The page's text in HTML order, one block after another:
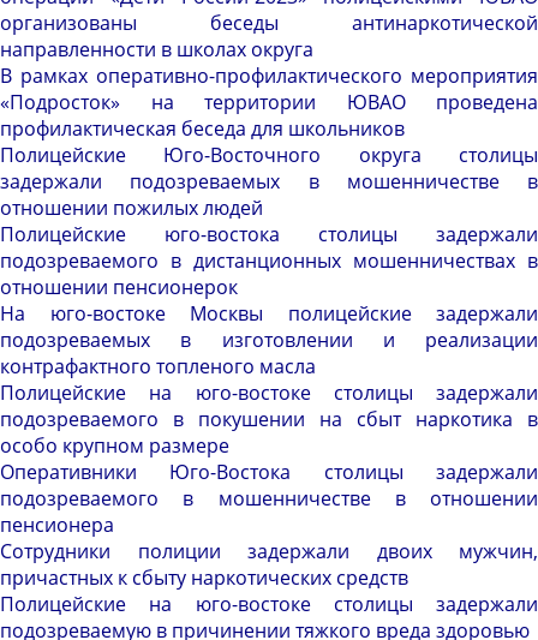
организованы беседы антинаркотической
направленности в школах округа
В рамках оперативно-профилактического мероприятия
«Подросток» на территории ЮВАО проведена
профилактическая беседа для школьников
Полицейские Юго-Восточного округа столицы
задержали подозреваемых в мошенничестве в
отношении пожилых людей
Полицейские юго-востока столицы задержали
подозреваемого в дистанционных мошенничествах в
отношении пенсионерок
На юго-востоке Москвы полицейские задержали
подозреваемых в изготовлении и реализации
контрафактного топленого масла
Полицейские на юго-востоке столицы задержали
подозреваемого в покушении на сбыт наркотика в
особо крупном размере
Оперативники Юго-Востока столицы задержали
подозреваемого в мошенничестве в отношении
пенсионера
Сотрудники полиции задержали двоих мужчин,
причастных к сбыту наркотических средств
Полицейские на юго-востоке столицы задержали
подозреваемую в причинении тяжкого вреда здоровью